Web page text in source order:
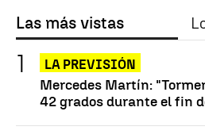
Las más vistas
LA PREVISIÓN
Mercedes Martín:
42 grados durante el fin